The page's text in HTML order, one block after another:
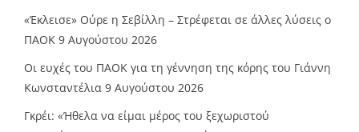
«Έκλεισε» Ούρε η Σεβίλλη – Στρέφεται σε άλλες λύσεις ο
ΠΑΟΚ 9 Αυγούστου 2026
Οι ευχές του ΠΑΟΚ για τη γέννηση της κόρης του Γιάννη
Κωνσταντέλια 9 Αυγούστου 2026
Γκρέι: «Ήθελα να είμαι μέρος του ξεχωριστού